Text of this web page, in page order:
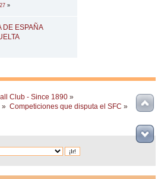
27 »
DE ESPAÑA
Club - Since 1890 »
» Competiciones que disputa el SFC »